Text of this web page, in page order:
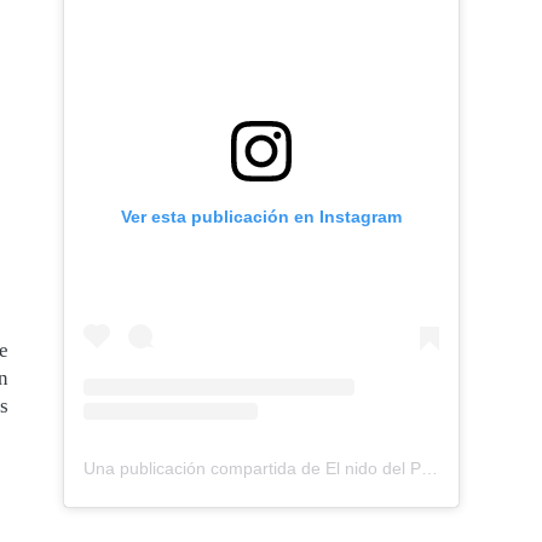
Ver esta publicación en Instagram